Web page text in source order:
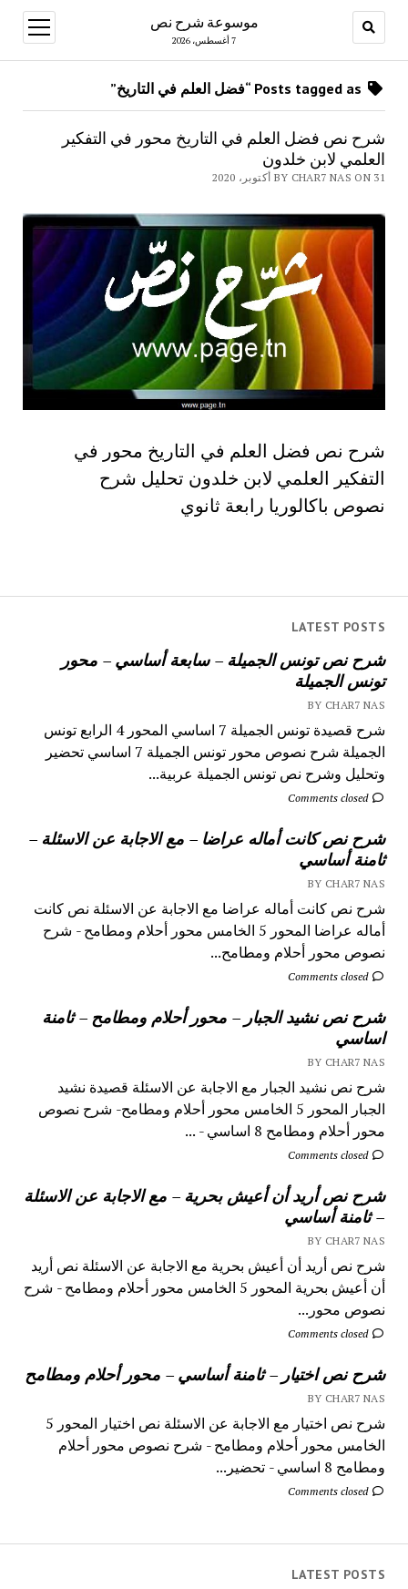
موسوعة شرح نص
7 أغسطس، 2026
open
menu
LATEST POSTS
شرح نص تونس الجميلة – سابعة أساسي – محور
تونس الجميلة
BY CHAR7 NAS
شرح قصيدة تونس الجميلة 7 اساسي المحور 4 الرابع تونس
الجميلة شرح نصوص محور تونس الجميلة 7 اساسي تحضير
وتحليل وشرح نص تونس الجميلة عربية...
Comments closed
شرح نص كانت أماله عراضا – مع الاجابة عن الاسئلة –
ثامنة أساسي
BY CHAR7 NAS
شرح نص كانت أماله عراضا مع الاجابة عن الاسئلة نص كانت
أماله عراضا المحور 5 الخامس محور أحلام ومطامح - شرح
نصوص محور أحلام ومطامح...
Comments closed
شرح نص نشيد الجبار – محور أحلام ومطامح – ثامنة
اساسي
BY CHAR7 NAS
شرح نص نشيد الجبار مع الاجابة عن الاسئلة قصيدة نشيد
الجبار المحور 5 الخامس محور أحلام ومطامح- شرح نصوص
محور أحلام ومطامح 8 اساسي - ...
Comments closed
شرح نص أريد أن أعيش بحرية – مع الاجابة عن الاسئلة
– ثامنة أساسي
BY CHAR7 NAS
شرح نص أريد أن أعيش بحرية مع الاجابة عن الاسئلة نص أريد
أن أعيش بحرية المحور 5 الخامس محور أحلام ومطامح - شرح
نصوص محور...
Comments closed
شرح نص اختيار – ثامنة أساسي – محور أحلام ومطامح
BY CHAR7 NAS
شرح نص اختيار مع الاجابة عن الاسئلة نص اختيار المحور 5
الخامس محور أحلام ومطامح - شرح نصوص محور أحلام
ومطامح 8 اساسي - تحضير...
Comments closed
شرح نص فضل العلم في التاريخ محور في التفكير
العلمي لابن خلدون
BY CHAR7 NAS ON 31 أكتوبر، 2020
شرح نص فضل العلم في التاريخ محور في
التفكير العلمي لابن خلدون تحليل شرح
نصوص باكالوريا رابعة ثانوي
LATEST POSTS